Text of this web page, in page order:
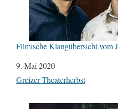
Filmische Klangübersicht vom
Datum
9. Mai 2020
In Bezug auf
Greizer Theaterherbst